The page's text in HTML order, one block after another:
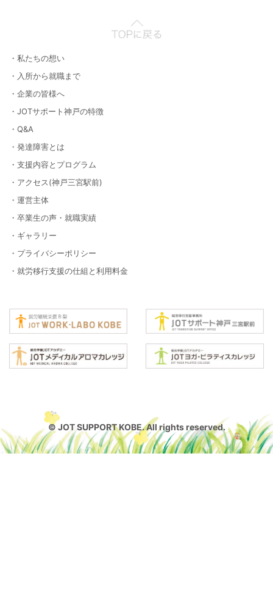
・私たちの想い
・入所から就職まで
・企業の皆様へ
・JOTサポート神戸の特徴
・Q&A
・発達障害とは
・支援内容とプログラム
・アクセス(神戸三宮駅前)
・運営主体
・卒業生の声・就職実績
・ギャラリー
・プライバシーポリシー
・就労移行支援の仕組と利用料金
© JOT SUPPORT KOBE. All rights reserved.